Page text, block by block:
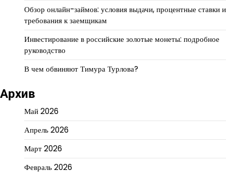
Обзор онлайн-займов: условия выдачи, процентные ставки и
требования к заемщикам
Инвестирование в российские золотые монеты: подробное
руководство
В чем обвиняют Тимура Турлова?
Архив
Май 2026
Апрель 2026
Март 2026
Февраль 2026